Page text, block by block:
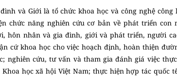
và Giới là tổ chức khoa học và công nghệ
chức năng nghiên cứu cơ bản về phát triển con
hôn nhân và gia đình, giới và phát triển, người
cứ khoa học cho việc hoạch định, hoàn thiện
nghiên cứu, tư vấn và tham gia đánh giá việc
học xã hội Việt Nam; thực hiện hợp tác quốc